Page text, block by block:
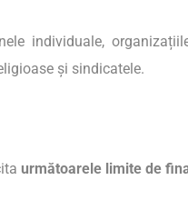
individuale,
și sindicatele.
următoarele limite de